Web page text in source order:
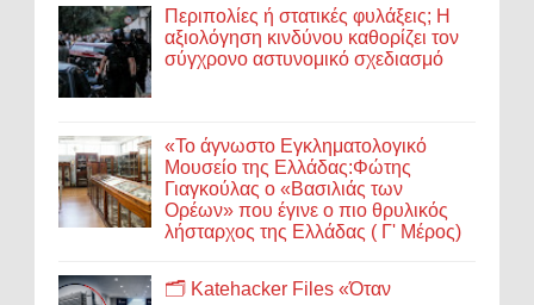
Περιπολίες ή στατικές φυλάξεις; Η
αξιολόγηση κινδύνου καθορίζει τον
σύγχρονο αστυνομικό σχεδιασμό
«Το άγνωστο Εγκληματολογικό
Μουσείο της Ελλάδας:Φώτης
Γιαγκούλας ο «Βασιλιάς των
Ορέων» που έγινε ο πιο θρυλικός
λήσταρχος της Ελλάδας ( Γ' Μέρος)
🗂️ Katehacker Files «Όταν